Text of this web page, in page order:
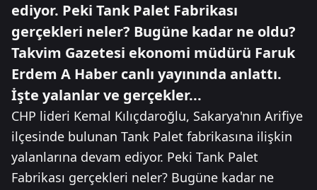
ediyor. Peki Tank Palet Fabrikası
gerçekleri neler? Bugüne kadar ne oldu?
Takvim Gazetesi ekonomi müdürü Faruk
Erdem A Haber canlı yayınında anlattı.
İşte yalanlar ve gerçekler...
CHP lideri Kemal Kılıçdaroğlu, Sakarya'nın Arifiye
ilçesinde bulunan Tank Palet fabrikasına ilişkin
yalanlarına devam ediyor. Peki Tank Palet
Fabrikası gerçekleri neler? Bugüne kadar ne